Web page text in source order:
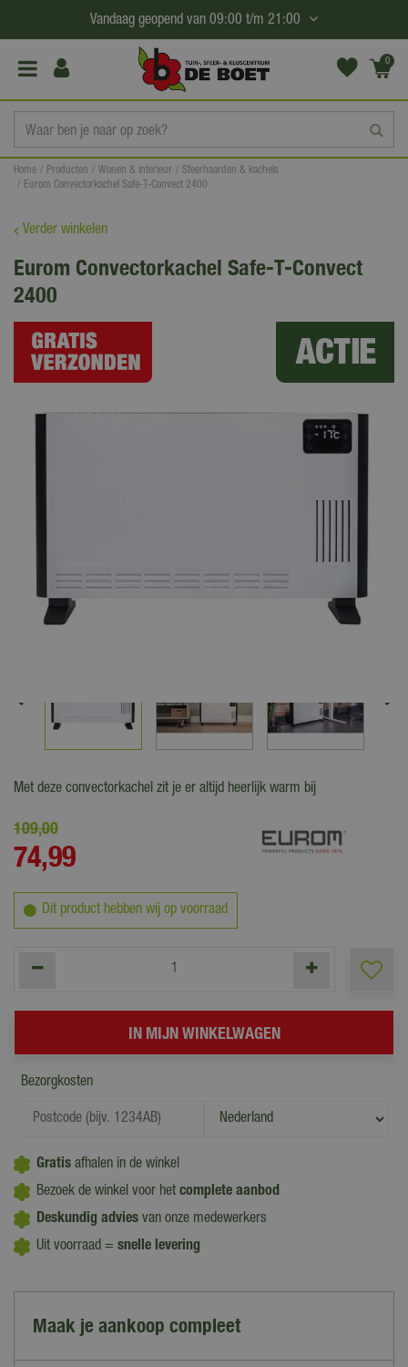
a
Home Producten Wonen & interieur
Sfeerhaarden & kachels
Eurom Convectorkachel Safe-T-Convect 2400
Vandaag geopend van 09:00 t/m 21:00
0
(€0,
Verder winkelen
Eurom Convectorkachel Safe-T-Convect
2400
Met deze convectorkachel zit je er altijd heerlijk warm bij
109,00
74,99
Dit product hebben wij op voorraad
Bezorgkosten
Gratis afhalen in de winkel
Bezoek de winkel voor het complete aanbod
Deskundig advies van onze medewerkers
Uit voorraad = snelle levering
Maak je aankoop compleet